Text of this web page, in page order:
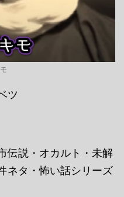
ツ
伝説・オカルト・未解
ネタ・怖い話シリーズ